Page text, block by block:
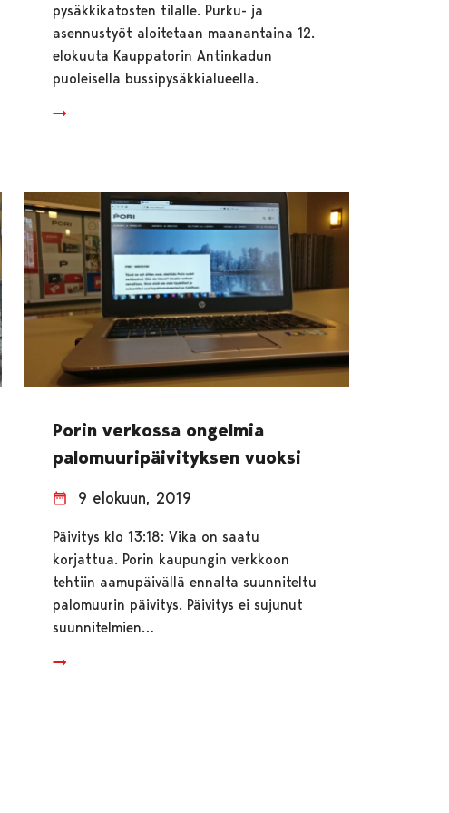
pysäkkikatosten tilalle. Purku- ja
asennustyöt aloitetaan maanantaina 12.
elokuuta Kauppatorin Antinkadun
puoleisella bussipysäkkialueella.
Porin verkossa ongelmia
palomuuripäivityksen vuoksi
9 elokuun, 2019
Päivitys klo 13:18: Vika on saatu
korjattua. Porin kaupungin verkkoon
tehtiin aamupäivällä ennalta suunniteltu
palomuurin päivitys. Päivitys ei sujunut
suunnitelmien…